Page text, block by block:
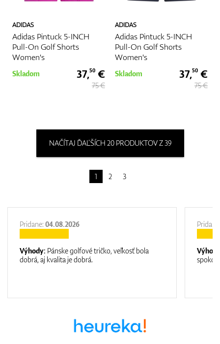
ADIDAS
Adidas Pintuck 5-INCH
Pull-On Golf Shorts
Women's
Skladom 37,50 €
75 €
ADIDAS
Adidas Pintuck 5-INCH
Pull-On Golf Shorts
Women's
Skladom 37,50 €
75 €
NAČÍTAJ ĎAĽŠÍCH 20 PRODUKTOV Z 39
1 2 3
Pridane: 04.08.2026
Výhody: Pánske golfové tričko, veľkosť bola
dobrá, aj kvalita je dobrá.